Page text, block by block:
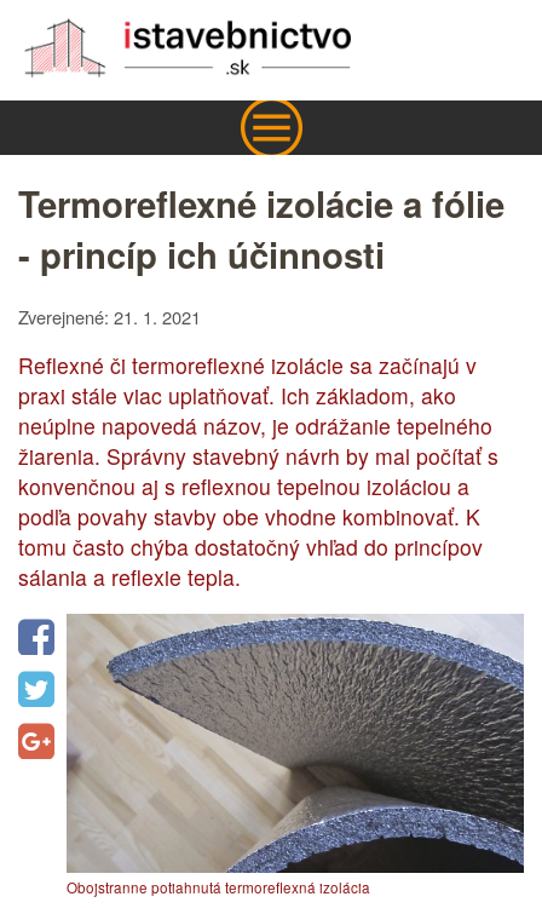
Termoreflexné izolácie a fólie
- princíp ich účinnosti
Zverejnené: 21. 1. 2021
Reflexné či termoreflexné izolácie sa začínajú v
praxi stále viac uplatňovať. Ich základom, ako
neúplne napovedá názov, je odrážanie tepelného
žiarenia. Správny stavebný návrh by mal počítať s
konvenčnou aj s reflexnou tepelnou izoláciou a
podľa povahy stavby obe vhodne kombinovať. K
tomu často chýba dostatočný vhľad do princípov
sálania a reflexie tepla.
Obojstranne potiahnutá termoreflexná izolácia